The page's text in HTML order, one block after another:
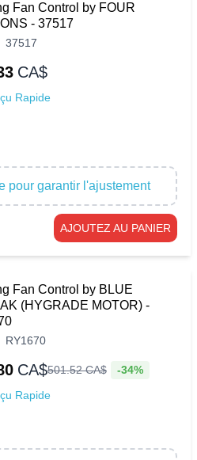
Fan Control by FOUR
- 37517
37517
CA$
Rapide
pour garantir l'ajustement
AJOUTEZ AU PANIER
Fan Control by BLUE
(HYGRADE MOTOR) -
RY1670
CA$501.52CA$ -34%
Rapide